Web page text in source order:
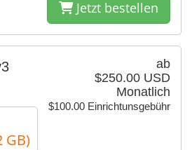
Jetzt bestellen
ab
$250.00 USD
Monatlich
$100.00 Einrichtunsgebühr
GB)